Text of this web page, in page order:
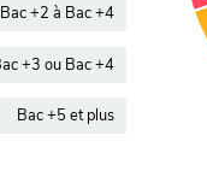
Bac +2 à Bac +4
+3 ou Bac +4
Bac +5 et plus